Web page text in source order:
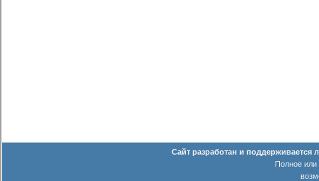
Сайт разработан и поддерживается
Полное или